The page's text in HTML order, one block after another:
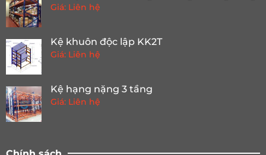
Giá: Liên hệ
Kệ khuôn độc lập KK2T
Giá: Liên hệ
Kệ hạng nặng 3 tầng
Giá: Liên hệ